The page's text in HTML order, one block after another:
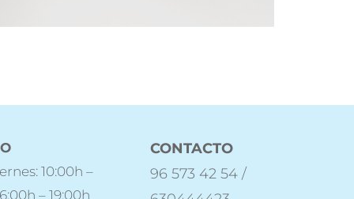
10:00h –
– 19:00h
CONTACTO
96 573 42 54 /